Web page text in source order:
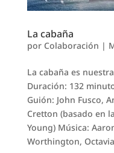
La cabaña
por Colaboración |
La cabaña es
Duración: 132
Guión: John Fusco,
Cretton (basado en
Young) Música:
Worthington,